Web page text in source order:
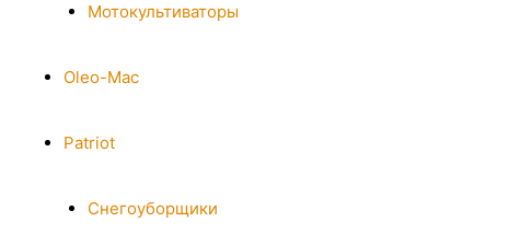
Мотокультиваторы
Oleo-Mac
Patriot
Снегоуборщики